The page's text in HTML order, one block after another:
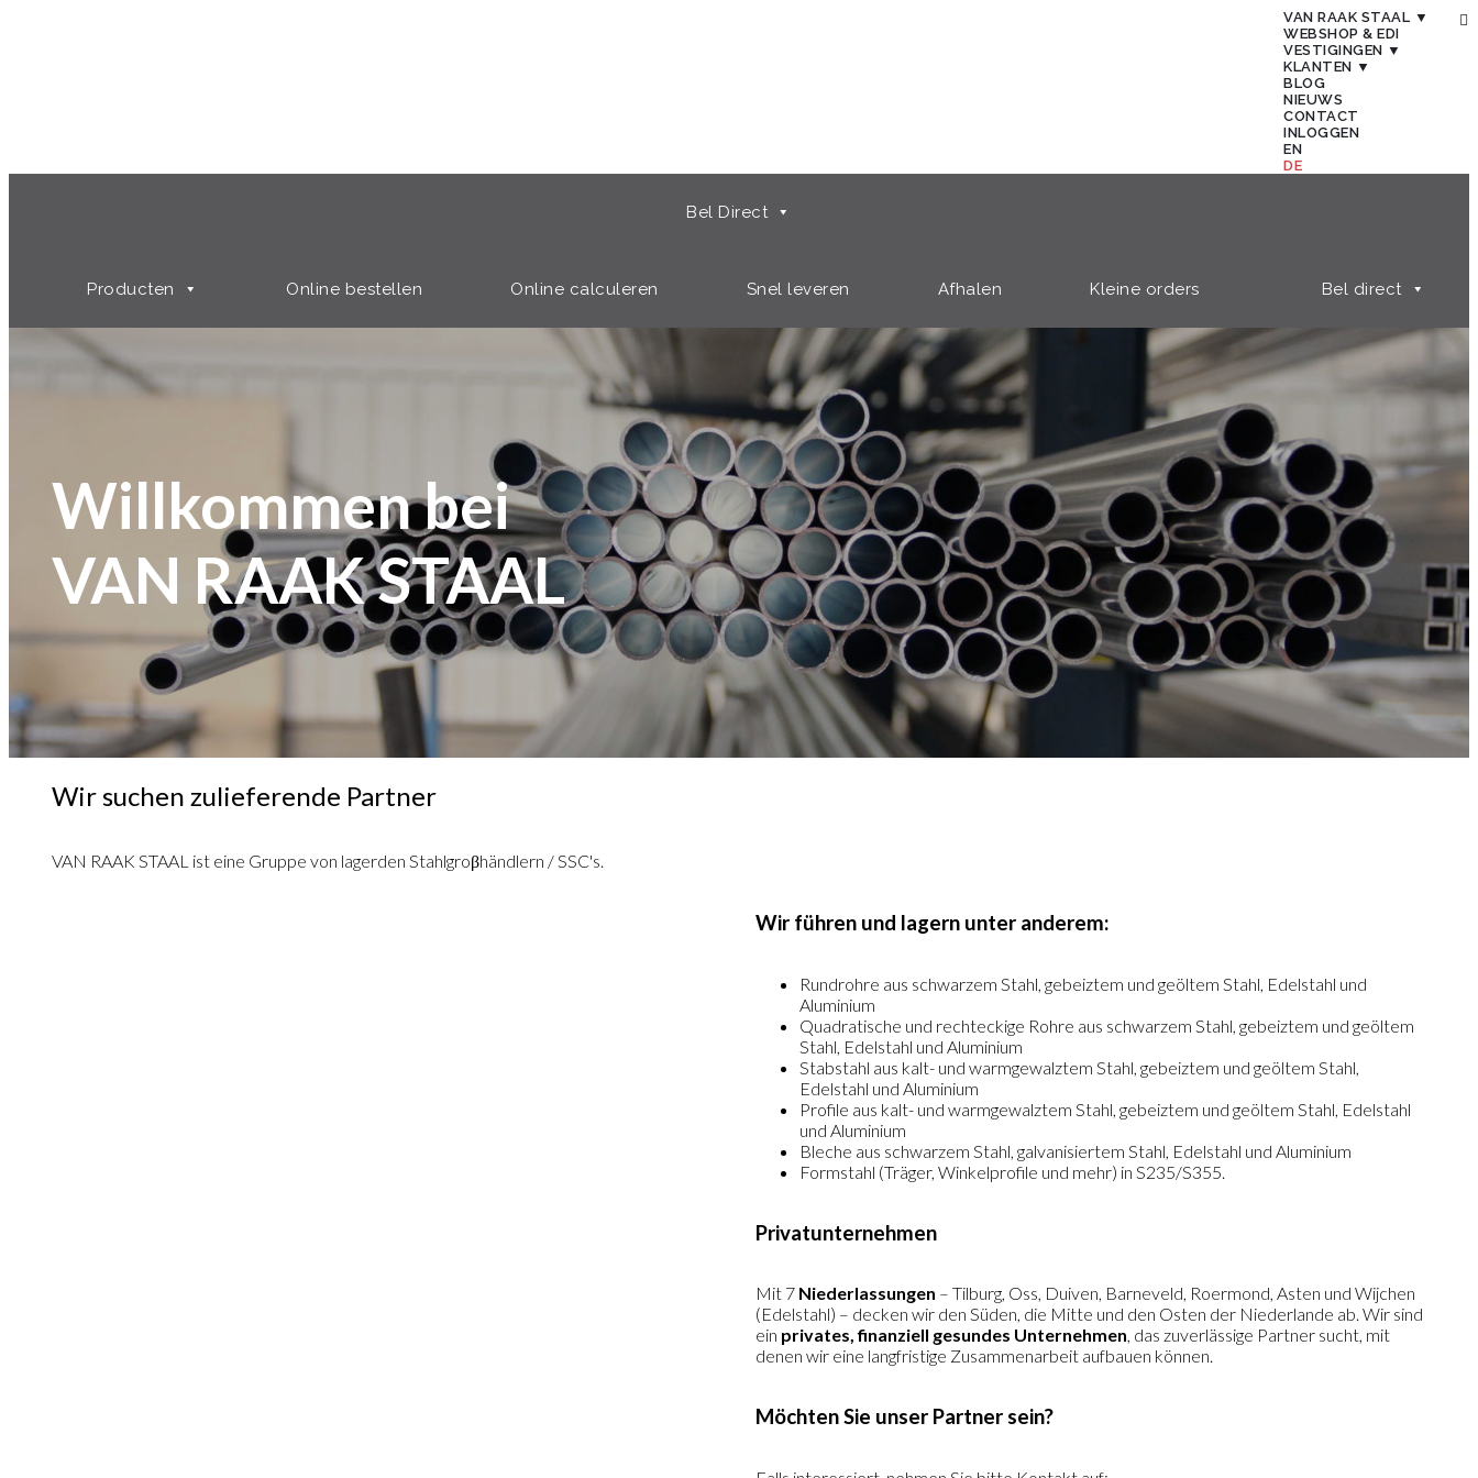
VAN RAAK STAAL ▼
WEBSHOP & EDI
VESTIGINGEN ▼
KLANTEN ▼
BLOG
NIEUWS
CONTACT
INLOGGEN
EN
DE
Bel Direct
Producten Online bestellen Online calculeren Snel leveren Afhalen Kleine orders Bel direct
Willkommen bei
VAN RAAK STAAL
Wir suchen zulieferende Partner
VAN RAAK STAAL ist eine Gruppe von lagerden Stahlgroβhändlern / SSC's.
Wir führen und lagern unter anderem:
Rundrohre aus schwarzem Stahl, gebeiztem und geöltem Stahl, Edelstahl und
Aluminium
Quadratische und rechteckige Rohre aus schwarzem Stahl, gebeiztem und geöltem
Stahl, Edelstahl und Aluminium
Stabstahl aus kalt- und warmgewalztem Stahl, gebeiztem und geöltem Stahl,
Edelstahl und Aluminium
Profile aus kalt- und warmgewalztem Stahl, gebeiztem und geöltem Stahl, Edelstahl
und Aluminium
Bleche aus schwarzem Stahl, galvanisiertem Stahl, Edelstahl und Aluminium
Formstahl (Träger, Winkelprofile und mehr) in S235/S355.
Privatunternehmen
Mit 7 Niederlassungen – Tilburg, Oss, Duiven, Barneveld, Roermond, Asten und Wijchen
(Edelstahl) – decken wir den Süden, die Mitte und den Osten der Niederlande ab. Wir sind
ein privates, finanziell gesundes Unternehmen, das zuverlässige Partner sucht, mit
denen wir eine langfristige Zusammenarbeit aufbauen können.
Möchten Sie unser Partner sein?